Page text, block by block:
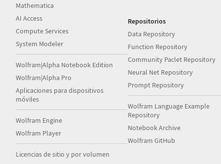
Mathematica
AI Access
Compute Services
System Modeler
Wolfram|Alpha Notebook Edition
Wolfram|Alpha Pro
Aplicaciones para dispositivos
móviles
Wolfram Engine
Wolfram Player
Licencias de sitio y por volumen
Repositorios
Data Repository
Function Repository
Community Paclet Repository
Neural Net Repository
Prompt Repository
Wolfram Language Example
Repository
Notebook Archive
Wolfram GitHub